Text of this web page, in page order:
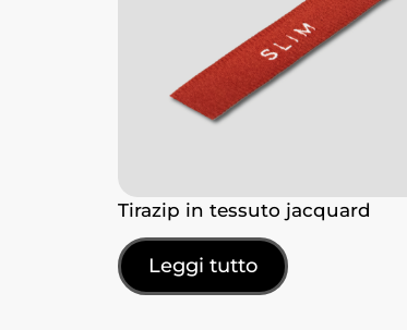
Tirazip in tessuto jacquard
Leggi tutto